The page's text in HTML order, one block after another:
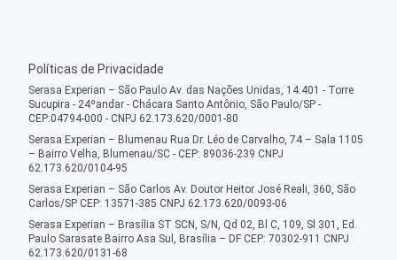
Políticas de Privacidade
Serasa Experian – São Paulo Av. das Nações Unidas, 14.401 - Torre
Sucupira - 24ºandar - Chácara Santo Antônio, São Paulo/SP -
CEP:04794-000 - CNPJ 62.173.620/0001-80
Serasa Experian – Blumenau Rua Dr. Léo de Carvalho, 74 – Sala 1105
– Bairro Velha, Blumenau/SC - CEP: 89036-239 CNPJ
62.173.620/0104-95
Serasa Experian – São Carlos Av. Doutor Heitor José Reali, 360, São
Carlos/SP CEP: 13571-385 CNPJ 62.173.620/0093-06
Serasa Experian – Brasília ST SCN, S/N, Qd 02, Bl C, 109, Sl 301, Ed.
Paulo Sarasate Bairro Asa Sul, Brasília – DF CEP: 70302-911 CNPJ
62.173.620/0131-68